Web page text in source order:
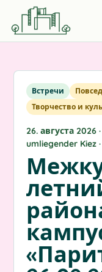
Встречи
Творчество и
26. августа 2026
umliegender Kiez